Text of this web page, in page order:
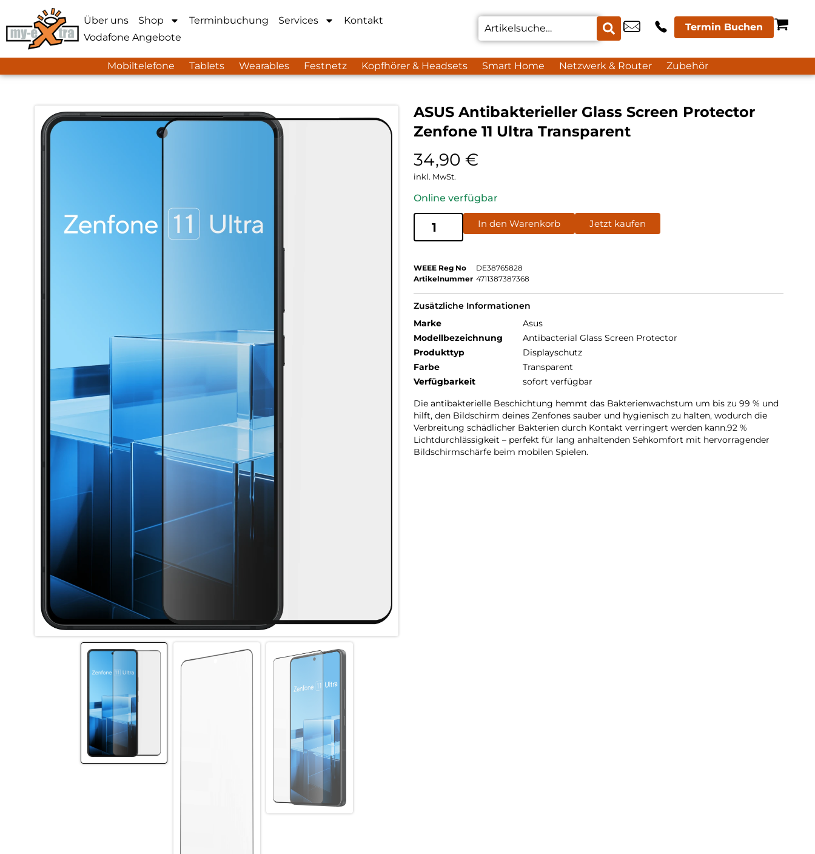
Über uns Shop Terminbuchung Services
Kontakt
Vodafone Angebote
Termin Buchen
Mobiltelefone Tablets Wearables Festnetz Kopfhörer & Headsets Smart Home Netzwerk & Router Zubehör
ASUS Antibakterieller Glass Screen Protector
Zenfone 11 Ultra Transparent
34,90 €
inkl. MwSt.
Online verfügbar
In den Warenkorb Jetzt kaufen
WEEE Reg No
DE38765828
Artikelnummer 4711387387368
Zusätzliche Informationen
Marke
Asus
Modellbezeichnung
Antibacterial Glass Screen Protector
Produkttyp
Displayschutz
Farbe
Transparent
Verfügbarkeit
sofort verfügbar
Die antibakterielle Beschichtung hemmt das Bakterienwachstum um bis zu 99 % und
hilft, den Bildschirm deines Zenfones sauber und hygienisch zu halten, wodurch die
Verbreitung schädlicher Bakterien durch Kontakt verringert werden kann.92 %
Lichtdurchlässigkeit – perfekt für lang anhaltenden Sehkomfort mit hervorragender
Bildschirmschärfe beim mobilen Spielen.